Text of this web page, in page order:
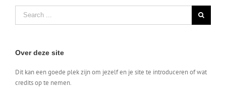
Search
Over deze site
Dit kan een goede plek zijn om jezelf en je site te introduceren of wat
credits op te nemen.